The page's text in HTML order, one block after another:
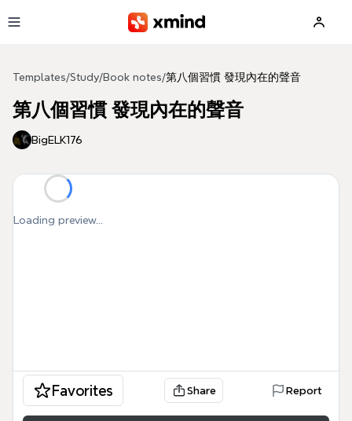
Templates/Study/Book notes/第八個習慣 發現內在的聲音
第八個習慣 發現內在的聲音
BigELK176
Loading preview...
Favorites Share Report